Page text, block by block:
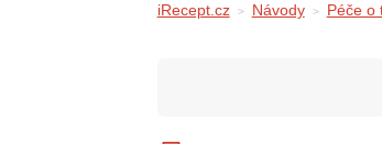
iRecept.cz Návody Péče o